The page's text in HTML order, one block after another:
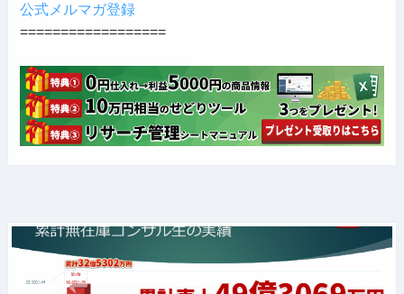
公式メルマガ登録
==================